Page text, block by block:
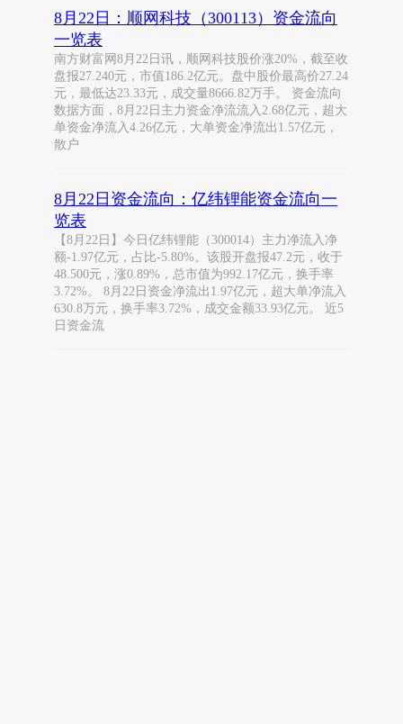
8月22日：顺网科技（300113）资金流向
一览表
南方财富网8月22日讯，顺网科技股价涨20%，截至收
盘报27.240元，市值186.2亿元。盘中股价最高价27.24
元，最低达23.33元，成交量8666.82万手。 资金流向
数据方面，8月22日主力资金净流流入2.68亿元，超大
单资金净流入4.26亿元，大单资金净流出1.57亿元，
散户
8月22日资金流向：亿纬锂能资金流向一
览表
【8月22日】今日亿纬锂能（300014）主力净流入净
额-1.97亿元，占比-5.80%。该股开盘报47.2元，收于
48.500元，涨0.89%，总市值为992.17亿元，换手率
3.72%。 8月22日资金净流出1.97亿元，超大单净流入
630.8万元，换手率3.72%，成交金额33.93亿元。 近5
日资金流